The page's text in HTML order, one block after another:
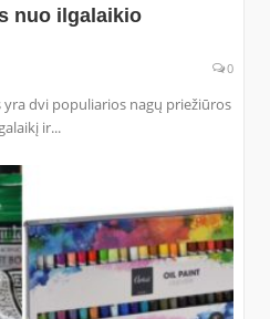
nuo ilgalaikio
0
yra dvi populiarios nagų priežiūros
ir...